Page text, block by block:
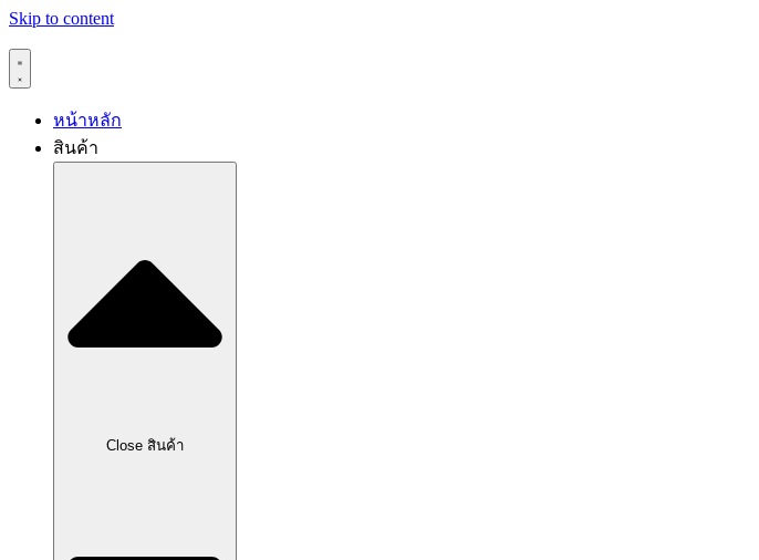
Skip to content
หน้าหลัก
สินค้า
Close สินค้า